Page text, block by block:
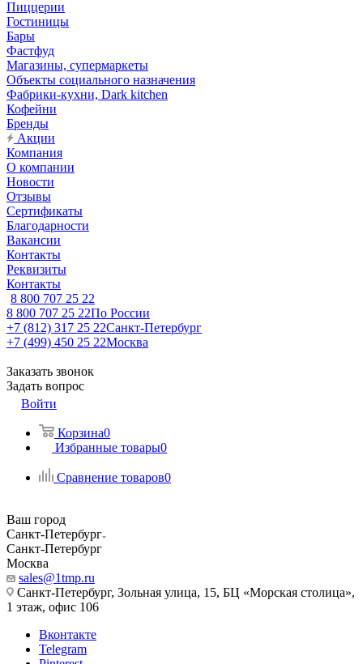
Пиццерии
Гостиницы
Бары
Фастфуд
Магазины, супермаркеты
Объекты социального назначения
Фабрики-кухни, Dark kitchen
Кофейни
Бренды
Акции
Компания
О компании
Новости
Отзывы
Сертификаты
Благодарности
Вакансии
Контакты
Реквизиты
Контакты
8 800 707 25 22
8 800 707 25 22По России
+7 (812) 317 25 22Санкт-Петербург
+7 (499) 450 25 22Москва
Заказать звонок
Задать вопрос
Войти
Корзина0
Избранные товары0
Сравнение товаров0
Ваш город
Санкт-Петербург
Санкт-Петербург
Москва
sales@1tmp.ru
Санкт-Петербург, Зольная улица, 15, БЦ «Морская столица»,
1 этаж, офис 106
Вконтакте
Telegram